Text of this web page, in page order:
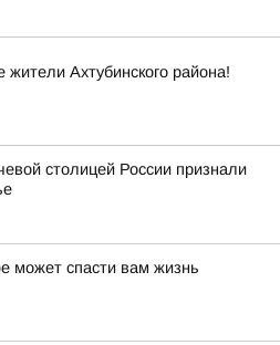
Ахтубинского района!
столицей России признали
может спасти вам жизнь